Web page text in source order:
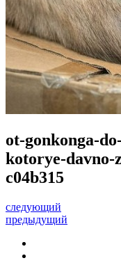
ot-gonkonga-
kotorye-
c04b315
следующий
предыдущий